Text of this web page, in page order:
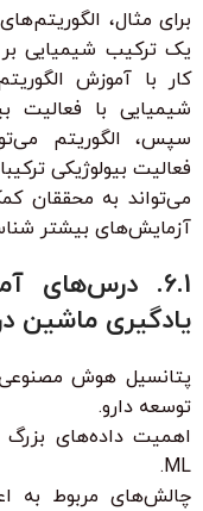
یک ترکیب شیمیایی
کار با آموزش
شیمیایی با فعالیت
سپس، الگوریتم
فعالیت بیولوژیکی
می‌تواند به محققان
آزمایش‌های بیشتر
6.1. درس‌های
یادگیری ماشین
پتانسیل هوش مصنوعی
توسعه دارو.
اهمیت داده‌های بزرگ
ML.
چالش‌های مربوط به